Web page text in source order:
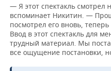
— Я этот спектакль
вспоминает Никитин. —
посмотрел его вновь,
Ввод в этот спектакль для
трудный материал. Мы
все ощущение постановки,